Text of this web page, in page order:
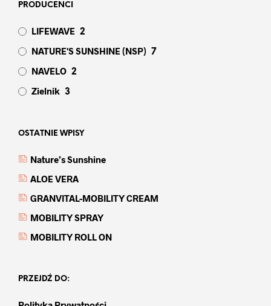
PRODUCENCI
LIFEWAVE 2
NATURE'S SUNSHINE (NSP) 7
NAVELO 2
Zielnik 3
OSTATNIE WPISY
Nature’s Sunshine
ALOE VERA
GRANVITAL-MOBILITY CREAM
MOBILITY SPRAY
MOBILITY ROLL ON
PRZEJDŹ DO: